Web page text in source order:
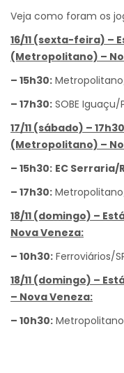
Veja como foram os
16/11 (sexta-feira) –
(Metropolitano) –
– 15h30:
– 17h30: SOBE Iguaçu/
17/11 (sábado) –
(Metropolitano) –
– 15h30: EC Serraria/
– 17h30:
18/11 (domingo) –
Nova Veneza:
– 10h30: Ferroviários/
18/11 (domingo) –
– Nova Veneza:
– 10h30: